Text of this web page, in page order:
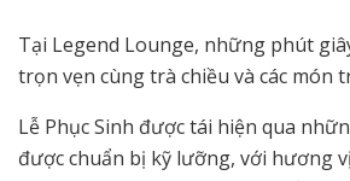
Tại Legend Lounge, những phút
trọn vẹn cùng trà chiều và các món
Lễ Phục Sinh được tái hiện qua
được chuẩn bị kỹ lưỡng, với hương